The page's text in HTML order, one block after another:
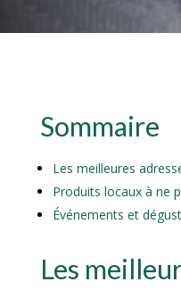
Sommaire
Les meilleures
Produits locaux à ne
Événements et
Les